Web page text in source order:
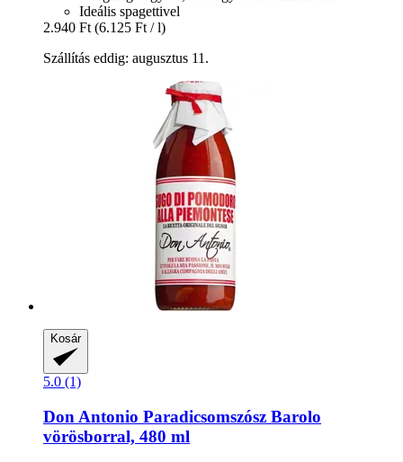
Ideális spagettivel
2.940 Ft (6.125 Ft / l)
Szállítás eddig: augusztus 11.
Kosár
5.0 (1)
Don Antonio Paradicsomszósz Barolo
vörösborral, 480 ml